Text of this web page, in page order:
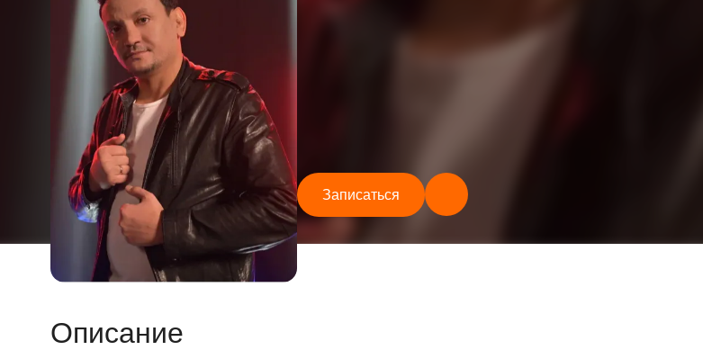
Записаться
Описание